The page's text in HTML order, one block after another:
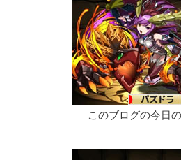
このブログの今日